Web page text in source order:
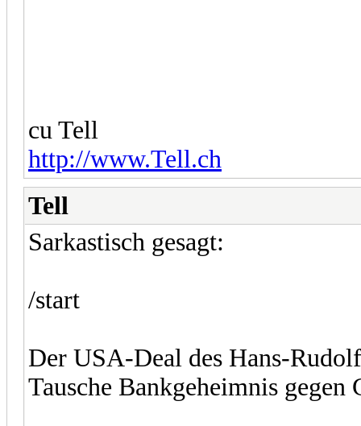
cu Tell
http://www.Tell.ch
Tell
Sarkastisch gesagt:
/start
Der USA-Deal des Hans-
Tausche Bankgeheimnis